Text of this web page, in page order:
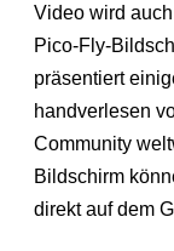
Video wird
Pico-Fly-
präsentiert
handverlesen
Community
Bildschirm
direkt auf dem